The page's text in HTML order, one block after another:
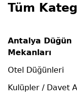
Tüm
Antalya Düğün
Mekanları
Otel Düğünleri
Kulüpler / Davet